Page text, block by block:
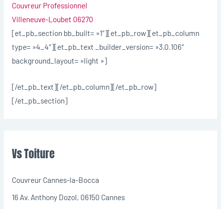
Couvreur Professionnel
Villeneuve-Loubet 06270
[et_pb_section bb_built= »1″][et_pb_row][et_pb_column
type= »4_4″][et_pb_text _builder_version= »3.0.106″
background_layout= »light »]
[/et_pb_text][/et_pb_column][/et_pb_row]
[/et_pb_section]
Vs Toiture
Couvreur Cannes-la-Bocca
16 Av. Anthony Dozol, 06150 Cannes